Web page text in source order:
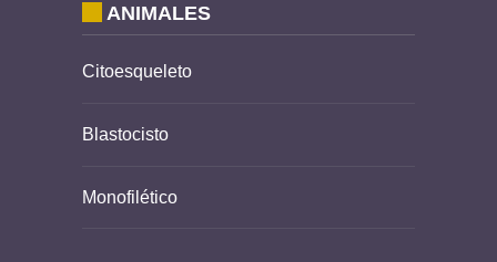
ANIMALES
Citoesqueleto
Blastocisto
Monofilético